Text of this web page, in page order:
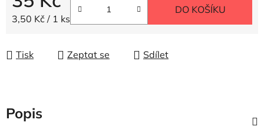
Měrná cena:
3,50 Kč / 1 ks
DO KOŠÍKU
Tisk Zeptat se Sdílet
Popis